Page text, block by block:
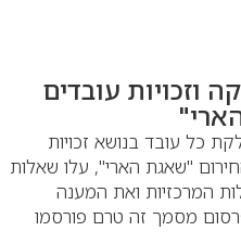
עובדים
כל עובד בנושא זכויות
"שאגת הארי", עלו שאלות
המרכזיות ואת המענה
מסמך זה טרם פורסמו